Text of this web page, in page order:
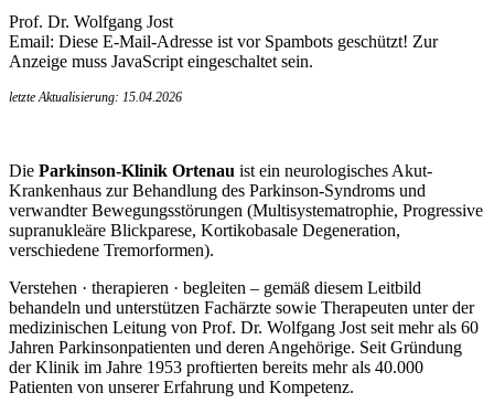
Prof. Dr. Wolfgang Jost
Email: Diese E-Mail-Adresse ist vor Spambots geschützt! Zur
Anzeige muss JavaScript eingeschaltet sein.
letzte Aktualisierung: 15.04.2026
Die Parkinson-Klinik Ortenau ist ein neurologisches Akut-
Krankenhaus zur Behandlung des Parkinson-Syndroms und
verwandter Bewegungsstörungen (Multisystematrophie, Progressive
supranukleäre Blickparese, Kortikobasale Degeneration,
verschiedene Tremorformen).
Verstehen · therapieren · begleiten – gemäß diesem Leitbild
behandeln und unterstützen Fachärzte sowie Therapeuten unter der
medizinischen Leitung von Prof. Dr. Wolfgang Jost seit mehr als 60
Jahren Parkinsonpatienten und deren Angehörige. Seit Gründung
der Klinik im Jahre 1953 proftierten bereits mehr als 40.000
Patienten von unserer Erfahrung und Kompetenz.